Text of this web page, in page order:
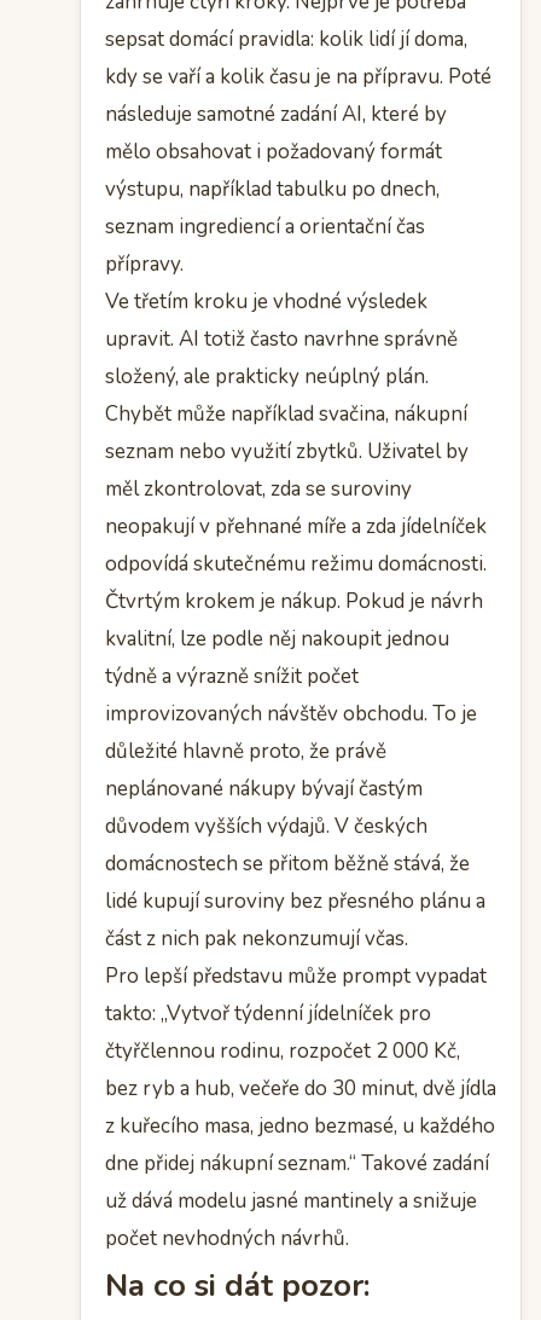
sepsat domácí pravidla: kolik lidí jí doma,
kdy se vaří a kolik času je na přípravu. Poté
následuje samotné zadání AI, které by
mělo obsahovat i požadovaný formát
výstupu, například tabulku po dnech,
seznam ingrediencí a orientační čas
přípravy.
Ve třetím kroku je vhodné výsledek
upravit. AI totiž často navrhne správně
složený, ale prakticky neúplný plán.
Chybět může například svačina, nákupní
seznam nebo využití zbytků. Uživatel by
měl zkontrolovat, zda se suroviny
neopakují v přehnané míře a zda jídelníček
odpovídá skutečnému režimu domácnosti.
Čtvrtým krokem je nákup. Pokud je návrh
kvalitní, lze podle něj nakoupit jednou
týdně a výrazně snížit počet
improvizovaných návštěv obchodu. To je
důležité hlavně proto, že právě
neplánované nákupy bývají častým
důvodem vyšších výdajů. V českých
domácnostech se přitom běžně stává, že
lidé kupují suroviny bez přesného plánu a
část z nich pak nekonzumují včas.
Pro lepší představu může prompt vypadat
takto: „Vytvoř týdenní jídelníček pro
čtyřčlennou rodinu, rozpočet 2 000 Kč,
bez ryb a hub, večeře do 30 minut, dvě jídla
z kuřecího masa, jedno bezmasé, u každého
dne přidej nákupní seznam.“ Takové zadání
už dává modelu jasné mantinely a snižuje
počet nevhodných návrhů.
Na co si dát pozor: